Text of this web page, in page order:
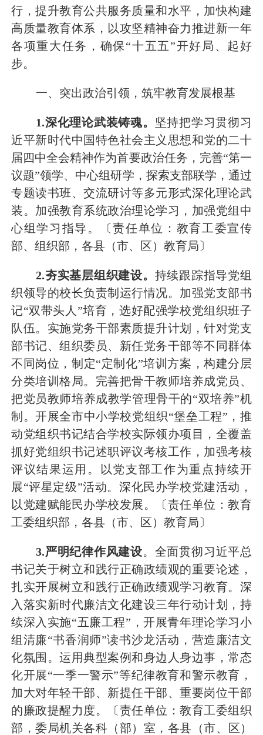
行，提升教育公共服务质量和水平，加快构建
高质量教育体系，以攻坚精神奋力推进新一年
各项重大任务，确保“十五五”开好局、起好
步。
一、突出政治引领，筑牢教育发展根基
1.深化理论武装铸魂。
坚持把学习贯彻习
近平新时代中国特色社会主义思想和党的二十
届四中全会精神作为首要政治任务，完善“第一
议题”领学、中心组研学，探索支部联学，通过
专题读书班、交流研讨等多元形式深化理论武
装。 加强教育系统政治理论学习，加强党组中
心组学习指导 。
〔责任单位：教育工委宣传
部、组织部，各县（市、区）教育局〕
2.夯实基层组织建设。 持续跟踪指导党组
织领导的校长负责制运行情况。 加强党支部书
记“双带头人”培育，选好配强学校党组织班子
队伍。 实施党务干部素质提升计划，针对党支
部书记、组织委员、新任党务干部等不同群体
不同岗位，制定“定制化”培训方案，构建分层
分类培训格局。完善把骨干教师培养成党员、
把党员教师培养成教学管理骨干的“双培养”机
制。开展全市中小学校党组织“堡垒工程” ，推
动党组织书记结合学校实际领办项目，全覆盖
抓好党组织书记述职评议考核工作，加强考核
评议结果运用。以党支部工作为重点持续开
展“评星定级”活动。深化民办学校党建活动，
以党建赋能民办学校发展。
〔责任单位：教育
工委组织部，各县（市、区）教育局〕
3.严明纪律作风建设。 全面贯彻习近平总
书记关于树立和践行正确政绩观的重要论述，
扎实开展树立和践行正确政绩观学习教育。深
入落实新时代廉洁文化建设三年行动计划，持
续深入实施“五廉工程”，开展青年理论学习小
组清廉“书香润师”读书沙龙活动 ，营造廉洁文
化氛围。运用典型案例和身边人身边事，常态
化开展“一季一警示”等纪律教育和警示教育，
加大对年轻干部、新提任干部、重要岗位干部
的廉政提醒力度。
〔责任单位：教育工委组织
部 ，委局机关各科（部）室 ，各县（市、区）